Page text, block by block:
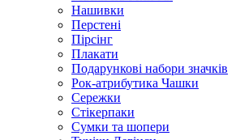
Нашивки
Перстені
Пірсінг
Плакати
Подарункові набори значків
Рок-атрибутика Чашки
Сережки
Стікерпаки
Сумки та шопери